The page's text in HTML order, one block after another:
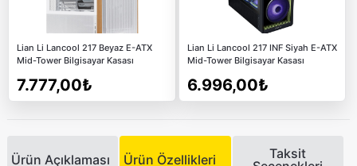
Lian Li Lancool 217 Beyaz E-ATX
Mid-Tower Bilgisayar Kasası
7.777,00₺
Lian Li Lancool 217 INF Siyah E-ATX
Mid-Tower Bilgisayar Kasası
6.996,00₺
Ürün Açıklaması Ürün Özellikleri
Taksit